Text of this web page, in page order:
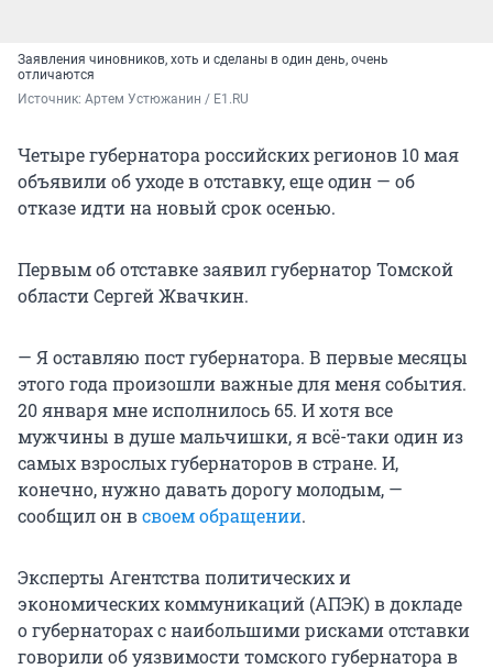
Заявления чиновников, хоть и сделаны в один день, очень
отличаются
Источник: Артем Устюжанин / E1.RU
Четыре губернатора российских регионов 10 мая
объявили об уходе в отставку, еще один — об
отказе идти на новый срок осенью.
Первым об отставке заявил губернатор Томской
области Сергей Жвачкин.
— Я оставляю пост губернатора. В первые месяцы
этого года произошли важные для меня события.
20 января мне исполнилось 65. И хотя все
мужчины в душе мальчишки, я всё-таки один из
самых взрослых губернаторов в стране. И,
конечно, нужно давать дорогу молодым, —
сообщил он всвоем обращении.
Эксперты Агентства политических и
экономических коммуникаций (АПЭК) в докладе
о губернаторах с наибольшими рисками отставки
говорили об уязвимости томского губернатора в